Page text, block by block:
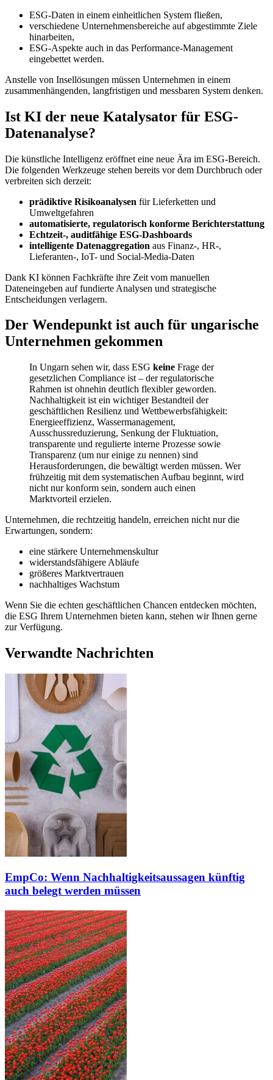
ESG-Daten in einem einheitlichen System fließen,
verschiedene Unternehmensbereiche auf abgestimmte Ziele
hinarbeiten,
ESG-Aspekte auch in das Performance-Management
eingebettet werden.
Anstelle von Insellösungen müssen Unternehmen in einem
zusammenhängenden, langfristigen und messbaren System denken.
Ist KI der neue Katalysator für ESG-
Datenanalyse?
Die künstliche Intelligenz eröffnet eine neue Ära im ESG-Bereich.
Die folgenden Werkzeuge stehen bereits vor dem Durchbruch oder
verbreiten sich derzeit:
prädiktive Risikoanalysen für Lieferketten und
Umweltgefahren
automatisierte, regulatorisch konforme Berichterstattung
Echtzeit-, auditfähige ESG-Dashboards
intelligente Datenaggregation aus Finanz-, HR-,
Lieferanten-, IoT- und Social-Media-Daten
Dank KI können Fachkräfte ihre Zeit vom manuellen
Dateneingeben auf fundierte Analysen und strategische
Entscheidungen verlagern.
Der Wendepunkt ist auch für ungarische
Unternehmen gekommen
In Ungarn sehen wir, dass ESG keine Frage der
gesetzlichen Compliance ist – der regulatorische
Rahmen ist ohnehin deutlich flexibler geworden.
Nachhaltigkeit ist ein wichtiger Bestandteil der
geschäftlichen Resilienz und Wettbewerbsfähigkeit:
Energieeffizienz, Wassermanagement,
Ausschussreduzierung, Senkung der Fluktuation,
transparente und regulierte interne Prozesse sowie
Transparenz (um nur einige zu nennen) sind
Herausforderungen, die bewältigt werden müssen. Wer
frühzeitig mit dem systematischen Aufbau beginnt, wird
nicht nur konform sein, sondern auch einen
Marktvorteil erzielen.
Unternehmen, die rechtzeitig handeln, erreichen nicht nur die
Erwartungen, sondern:
eine stärkere Unternehmenskultur
widerstandsfähigere Abläufe
größeres Marktvertrauen
nachhaltiges Wachstum
Wenn Sie die echten geschäftlichen Chancen entdecken möchten,
die ESG Ihrem Unternehmen bieten kann, stehen wir Ihnen gerne
zur Verfügung.
Verwandte Nachrichten
EmpCo: Wenn Nachhaltigkeitsaussagen künftig
auch belegt werden müssen